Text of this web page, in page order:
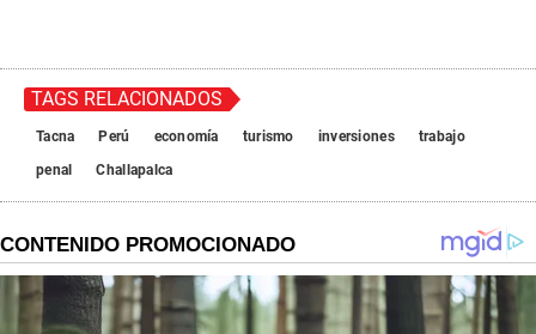
TAGS RELACIONADOS
Tacna Perú economía turismo inversiones
trabajo
penal
Challapalca